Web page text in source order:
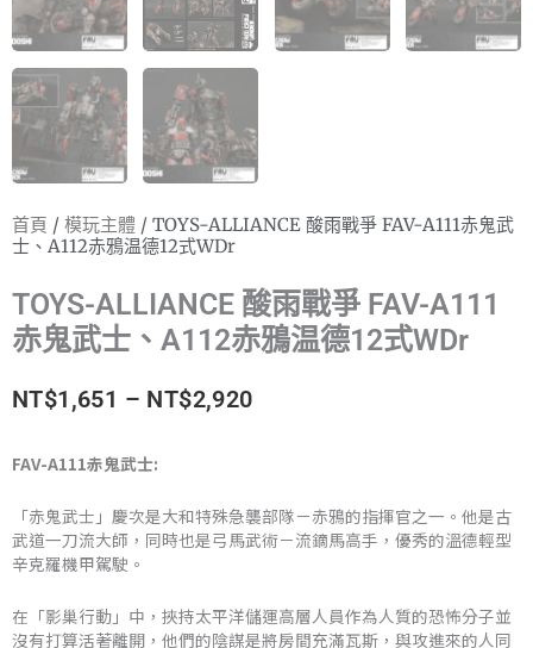
首頁 / 模玩主體 / TOYS-ALLIANCE 酸雨戰爭 FAV-A111赤鬼武
士、A112赤鴉温德12式WDr
TOYS-ALLIANCE 酸雨戰爭 FAV-A111
赤鬼武士、A112赤鴉温德12式WDr
NT$1,651 – NT$2,920價
圍：
到
FAV-A111赤鬼武士:
「赤鬼武士」慶次是大和特殊急襲部隊－赤鴉的指揮官之一。他是古
武道一刀流大師，同時也是弓馬武術－流鏑馬高手，優秀的溫德輕型
辛克羅機甲駕駛。
在「影巢行動」中，挾持太平洋儲運高層人員作為人質的恐怖分子並
沒有打算活著離開，他們的陰謀是將房間充滿瓦斯，與攻進來的人同